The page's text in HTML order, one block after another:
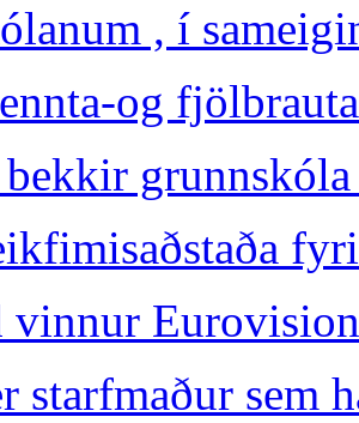
, í
og
bekkir
vinnur
starfmaður sem